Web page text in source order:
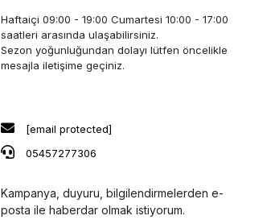
Haftaiçi 09:00 - 19:00 Cumartesi 10:00 - 17:00
saatleri arasında ulaşabilirsiniz.
Sezon yoğunluğundan dolayı lütfen öncelikle
mesajla iletişime geçiniz.
[email protected]
05457277306
Kampanya, duyuru, bilgilendirmelerden e-
posta ile haberdar olmak istiyorum.